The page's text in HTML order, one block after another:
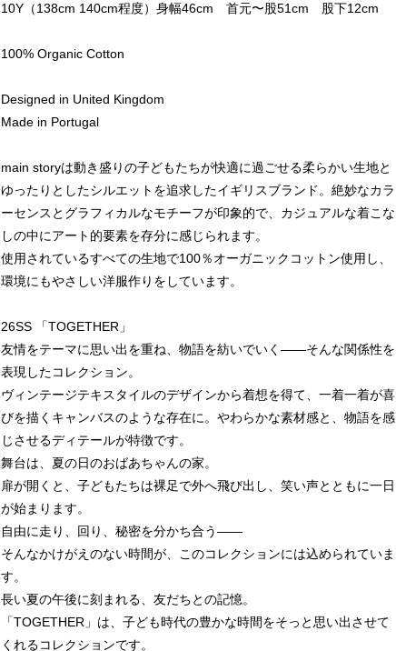
10Y（138cm 140cm程度）身幅46cm 首元〜股51cm 股下12cm
100% Organic Cotton
Designed in United Kingdom
Made in Portugal
main storyは動き盛りの子どもたちが快適に過ごせる柔らかい生地と
ゆったりとしたシルエットを追求したイギリスブランド。絶妙なカラ
ーセンスとグラフィカルなモチーフが印象的で、カジュアルな着こな
しの中にアート的要素を存分に感じられます。
使用されているすべての生地で100％オーガニックコットン使用し、
環境にもやさしい洋服作りをしています。
26SS 「TOGETHER」
友情をテーマに思い出を重ね、物語を紡いでいく――そんな関係性を
表現したコレクション。
ヴィンテージテキスタイルのデザインから着想を得て、一着一着が喜
びを描くキャンバスのような存在に。やわらかな素材感と、物語を感
じさせるディテールが特徴です。
舞台は、夏の日のおばあちゃんの家。
扉が開くと、子どもたちは裸足で外へ飛び出し、笑い声とともに一日
が始まります。
自由に走り、回り、秘密を分かち合う――
そんなかけがえのない時間が、このコレクションには込められていま
す。
長い夏の午後に刻まれる、友だちとの記憶。
「TOGETHER」は、子ども時代の豊かな時間をそっと思い出させて
くれるコレクションです。